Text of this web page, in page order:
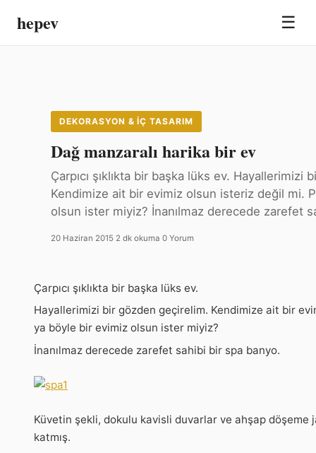
hepev ☰
DEKORASYON & İÇ TASARIM
Dağ manzaralı harika bir ev
Çarpıcı şıklıkta bir başka lüks ev. Hayallerimizi
Kendimize ait bir evimiz olsun isteriz değil mi.
olsun ister miyiz? İnanılmaz derecede zarefet
20 Haziran 2015 2 dk okuma 0 Yorum
Çarpıcı şıklıkta bir başka lüks ev.
Hayallerimizi bir gözden geçirelim. Kendimize ait bir
ya böyle bir evimiz olsun ister miyiz?
İnanılmaz derecede zarefet sahibi bir spa banyo.
Küvetin şekli, dokulu kavisli duvarlar ve ahşap döşeme
katmış.